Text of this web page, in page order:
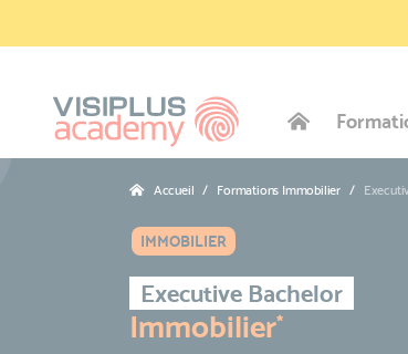
Accueil Formations Immobilier
IMMOBILIER
Executive Bachelor
Immobilier*